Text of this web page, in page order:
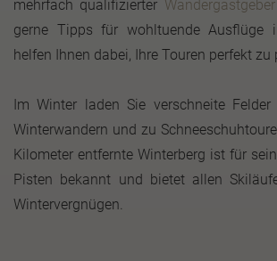
mehrfach qualifizierter Wandergastgeber
gerne Tipps für wohltuende Ausflüge
helfen Ihnen dabei, Ihre Touren perfekt zu
Im Winter laden Sie verschneite Felder
Winterwandern und zu
Kilometer entfernte Winterberg ist für
Pisten bekannt und bietet allen
Wintervergnügen.